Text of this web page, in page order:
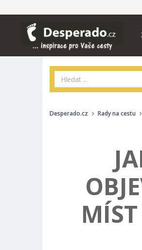
Desperado.cz Rady na cestu